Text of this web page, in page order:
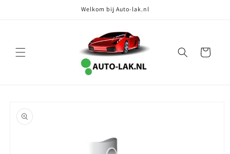
Welkom bij Auto-lak.nl
Winkelwagen